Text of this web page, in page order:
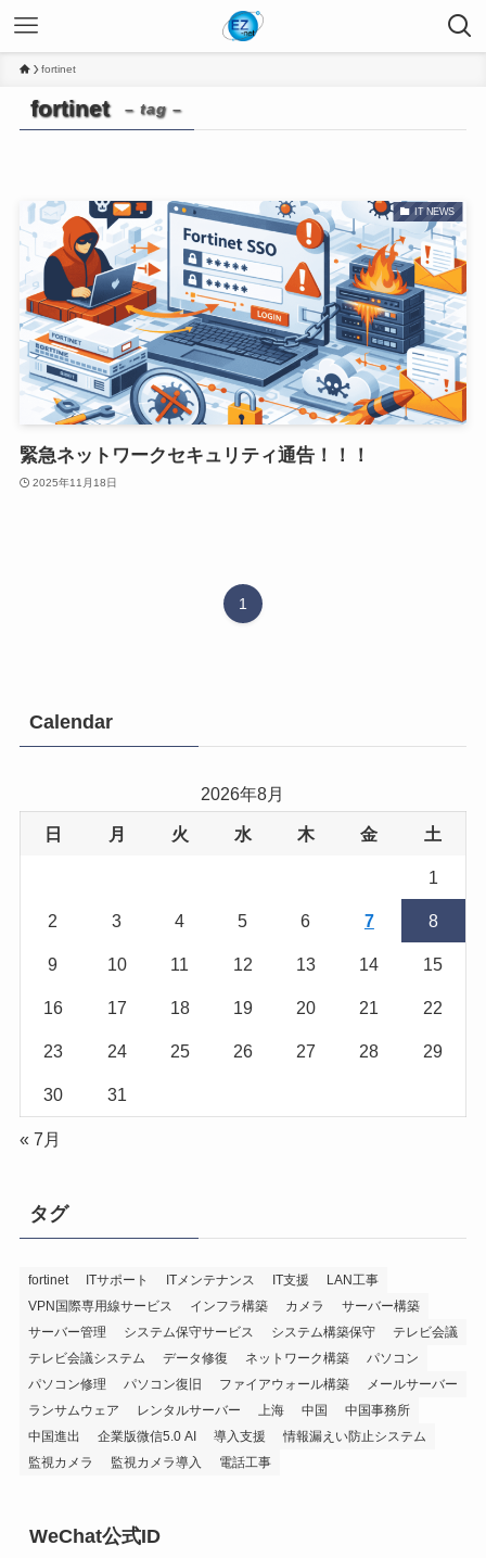
fortinet
fortinet – tag –
IT NEWS
緊急ネットワークセキュリティ通告！！！
2025年11月18日
1
Calendar
2026年8月
日 月 火 水 木 金 土
1
2 3 4 5 6 7 8
9 10 11 12 13 14 15
16 17 18 19 20 21 22
23 24 25 26 27 28 29
30 31
« 7月
タグ
fortinet ITサポート ITメンテナンス IT支援
LAN工事
VPN国際専用線サービス
インフラ構築 カメラ
サーバー構築
サーバー管理
システム保守サービス システム構築保守
テレビ会議
テレビ会議システム
データ修復 ネットワーク構築
パソコン
パソコン修理
パソコン復旧 ファイアウォール構築
メールサーバー
ランサムウェア
レンタルサーバー 上海 中国
中国事務所
中国進出
企業版微信5.0 AI 導入支援
情報漏えい防止システム
監視カメラ
監視カメラ導入 電話工事
WeChat公式ID